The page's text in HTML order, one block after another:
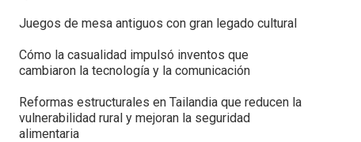
Juegos de mesa antiguos con gran legado cultural
Cómo la casualidad impulsó inventos que
cambiaron la tecnología y la comunicación
Reformas estructurales en Tailandia que reducen la
vulnerabilidad rural y mejoran la seguridad
alimentaria